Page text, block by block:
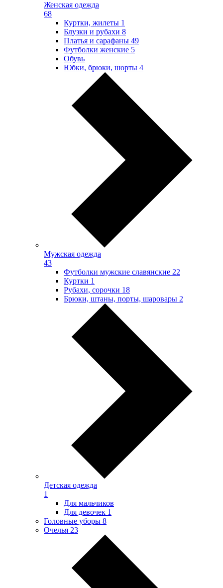
Женская одежда
68
Куртки, жилеты 1
Блузки и рубахи 8
Платья и сарафаны 49
Футболки женские 5
Обувь
Юбки, брюки, шорты 4
Мужская одежда
43
Футболки мужские славянские 22
Куртки 1
Рубахи, сорочки 18
Брюки, штаны, порты, шаровары 2
Детская одежда
1
Для мальчиков
Для девочек 1
Головные уборы 8
Очелья 23